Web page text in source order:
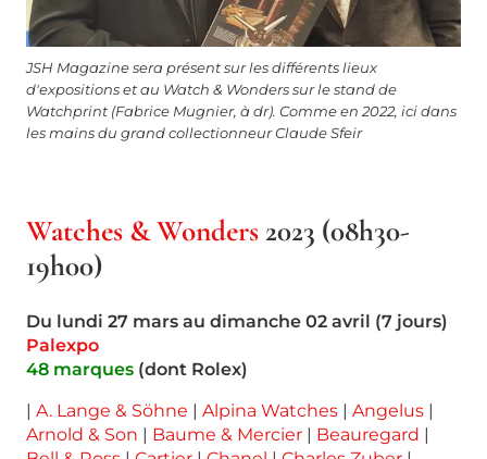
JSH Magazine sera présent sur les différents lieux
d'expositions et au Watch & Wonders sur le stand de
Watchprint (Fabrice Mugnier, à dr). Comme en 2022, ici dans
les mains du grand collectionneur Claude Sfeir
Watches & Wonders 2023 (08h30-
19h00)
Du lundi 27 mars au dimanche 02 avril (7 jours)
Palexpo
48 marques (dont Rolex)
| A. Lange & Söhne | Alpina Watches | Angelus |
Arnold & Son | Baume & Mercier | Beauregard |